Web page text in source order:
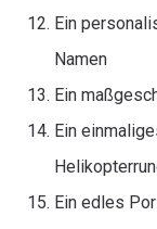
Ein
Namen
Ein
Ein
Ein edles